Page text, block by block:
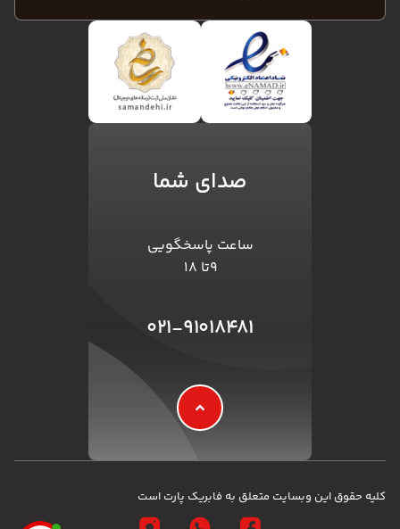
صدای شما
ساعت پاسخگویی
۹تا ۱۸
۰۲۱-۹۱۰۱۸۴۸۱
کلیه حقوق این وبسایت متعلق به فابریک پارت است